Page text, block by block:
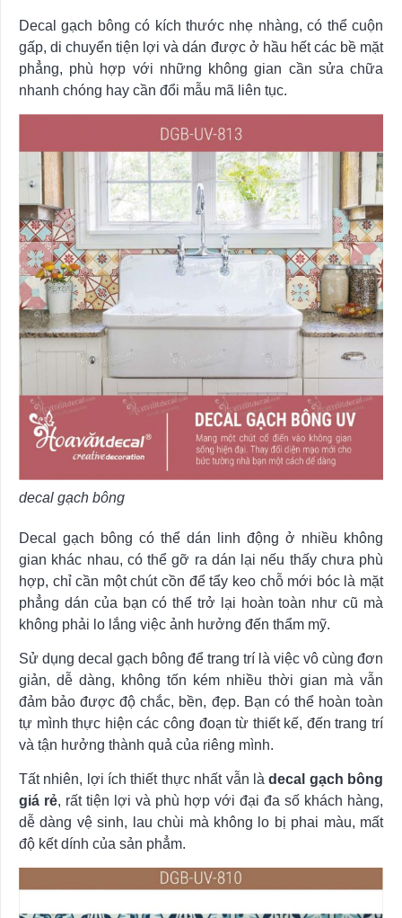
Decal gạch bông có kích thước nhẹ nhàng, có thể cuộn
gấp, di chuyển tiện lợi và dán được ở hầu hết các bề mặt
phẳng, phù hợp với những không gian cần sửa chữa
nhanh chóng hay cần đổi mẫu mã liên tục.
decal gạch bông
Decal gạch bông có thể dán linh động ở nhiều không
gian khác nhau, có thể gỡ ra dán lại nếu thấy chưa phù
hợp, chỉ cần một chút cồn để tẩy keo chỗ mới bóc là mặt
phẳng dán của bạn có thể trở lại hoàn toàn như cũ mà
không phải lo lắng việc ảnh hưởng đến thẩm mỹ.
Sử dụng decal gạch bông để trang trí là việc vô cùng đơn
giản, dễ dàng, không tốn kém nhiều thời gian mà vẫn
đảm bảo được độ chắc, bền, đẹp. Bạn có thể hoàn toàn
tự mình thực hiện các công đoạn từ thiết kế, đến trang trí
và tận hưởng thành quả của riêng mình.
Tất nhiên, lợi ích thiết thực nhất vẫn làdecal gạch bông
giá rẻ, rất tiện lợi và phù hợp với đại đa số khách hàng,
dễ dàng vệ sinh, lau chùi mà không lo bị phai màu, mất
độ kết dính của sản phẳm.